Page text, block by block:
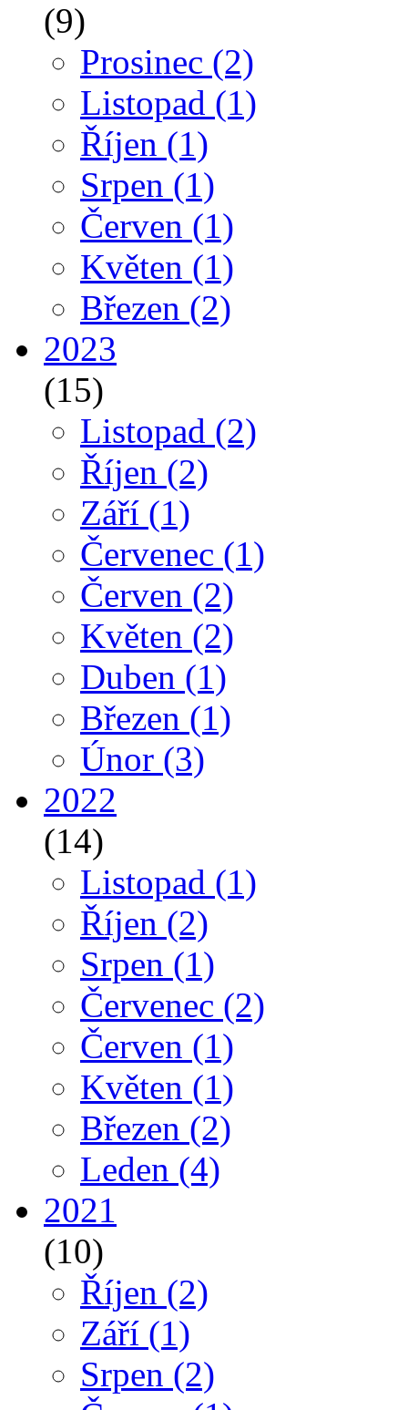
(9)
Prosinec (2)
Listopad (1)
Říjen (1)
Srpen (1)
Červen (1)
Květen (1)
Březen (2)
2023
(15)
Listopad (2)
Říjen (2)
Září (1)
Červenec (1)
Červen (2)
Květen (2)
Duben (1)
Březen (1)
Únor (3)
2022
(14)
Listopad (1)
Říjen (2)
Srpen (1)
Červenec (2)
Červen (1)
Květen (1)
Březen (2)
Leden (4)
2021
(10)
Říjen (2)
Září (1)
Srpen (2)